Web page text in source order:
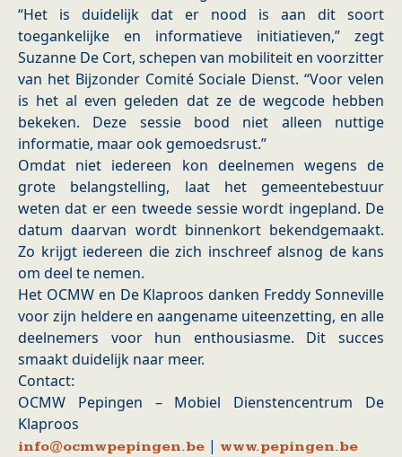
“Het is duidelijk dat er nood is aan dit soort
toegankelijke en informatieve initiatieven,” zegt
Suzanne De Cort, schepen van mobiliteit en voorzitter
van het Bijzonder Comité Sociale Dienst. “Voor velen
is het al even geleden dat ze de wegcode hebben
bekeken. Deze sessie bood niet alleen nuttige
informatie, maar ook gemoedsrust.”
Omdat niet iedereen kon deelnemen wegens de
grote belangstelling, laat het gemeentebestuur
weten dat er een tweede sessie wordt ingepland. De
datum daarvan wordt binnenkort bekendgemaakt.
Zo krijgt iedereen die zich inschreef alsnog de kans
om deel te nemen.
Het OCMW en De Klaproos danken Freddy Sonneville
voor zijn heldere en aangename uiteenzetting, en alle
deelnemers voor hun enthousiasme. Dit succes
smaakt duidelijk naar meer.
Contact:
OCMW Pepingen – Mobiel Dienstencentrum De
Klaproos
info@ocmwpepingen.be | www.pepingen.be